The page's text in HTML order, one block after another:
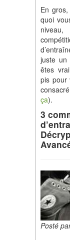
En
quoi
juste un
êtes
pis pour
ça).
3
Posté